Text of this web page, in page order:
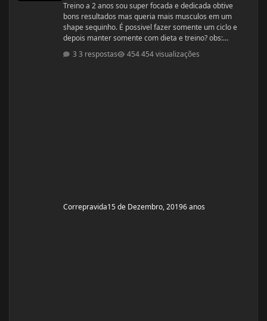
Treino a 2 anos sou super focada e dedicada obtive
bons resultados mas queria mais musculos em um
shape sequinho. É possivel fazer somente um ciclo e
depois manter somente com dieta e treino? obs:
desculpe se ja tiver esse tópico, procurei mais não
encontrei
3 respostas 454 visualizações
Correpravida15 de Dezembro, 20196 anos